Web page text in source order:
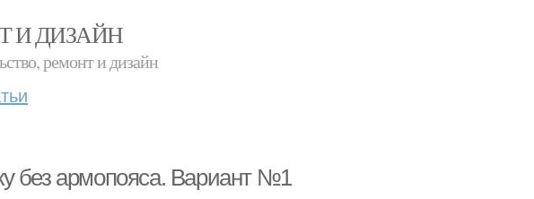
И ДИЗАЙН
ремонт и дизайн
без армопояса. Вариант №1